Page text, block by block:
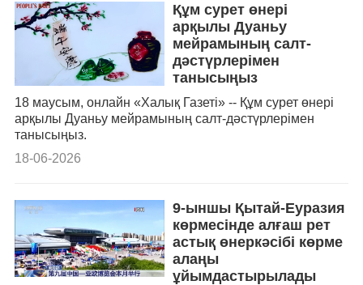
Құм сурет өнері
арқылы Дуаньу
мейрамының салт-
дәстүрлерімен
танысыңыз
18 маусым, онлайн «Халық Газеті» -- Құм сурет өнері
арқылы Дуаньу мейрамының салт-дәстүрлерімен
танысыңыз.
18-06-2026
9-ыншы Қытай-Еуразия
көрмесінде алғаш рет
астық өнеркәсібі көрме
алаңы
ұйымдастырылады